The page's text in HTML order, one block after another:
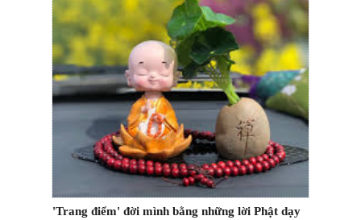
'Trang điểm' đời mình bằng những lời Phật dạy